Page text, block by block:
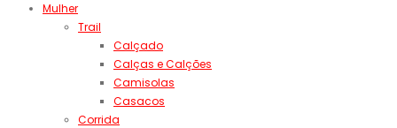
Mulher
Trail
Calçado
Calças e Calções
Camisolas
Casacos
Corrida